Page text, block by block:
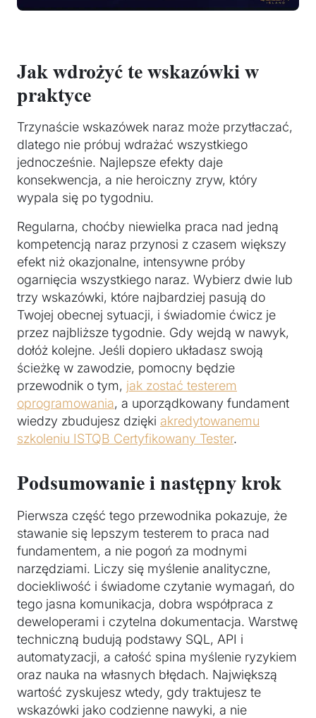
Jak wdrożyć te wskazówki w
praktyce
Trzynaście wskazówek naraz może przytłaczać,
dlatego nie próbuj wdrażać wszystkiego
jednocześnie. Najlepsze efekty daje
konsekwencja, a nie heroiczny zryw, który
wypala się po tygodniu.
Regularna, choćby niewielka praca nad jedną
kompetencją naraz przynosi z czasem większy
efekt niż okazjonalne, intensywne próby
ogarnięcia wszystkiego naraz. Wybierz dwie lub
trzy wskazówki, które najbardziej pasują do
Twojej obecnej sytuacji, i świadomie ćwicz je
przez najbliższe tygodnie. Gdy wejdą w nawyk,
dołóż kolejne. Jeśli dopiero układasz swoją
ścieżkę w zawodzie, pomocny będzie
przewodnik o tym, jak zostać testerem
oprogramowania, a uporządkowany fundament
wiedzy zbudujesz dzięki akredytowanemu
szkoleniu ISTQB Certyfikowany Tester.
Podsumowanie i następny krok
Pierwsza część tego przewodnika pokazuje, że
stawanie się lepszym testerem to praca nad
fundamentem, a nie pogoń za modnymi
narzędziami. Liczy się myślenie analityczne,
dociekliwość i świadome czytanie wymagań, do
tego jasna komunikacja, dobra współpraca z
deweloperami i czytelna dokumentacja. Warstwę
techniczną budują podstawy SQL, API i
automatyzacji, a całość spina myślenie ryzykiem
oraz nauka na własnych błędach. Największą
wartość zyskujesz wtedy, gdy traktujesz te
wskazówki jako codzienne nawyki, a nie